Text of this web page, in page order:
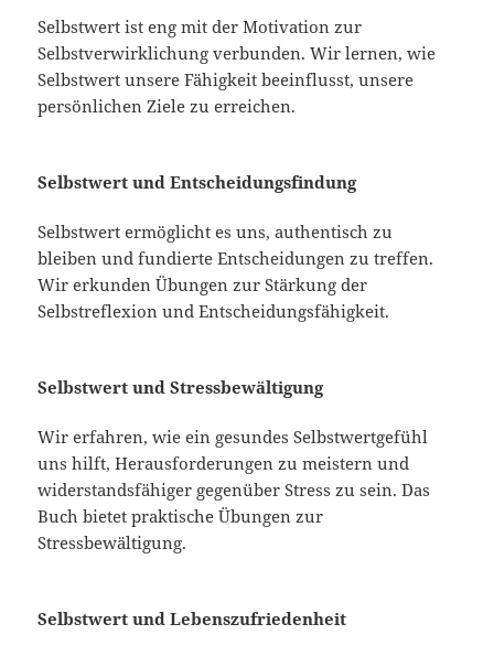
Selbstwert ist eng mit der Motivation zur
Selbstverwirklichung verbunden. Wir lernen, wie
Selbstwert unsere Fähigkeit beeinflusst, unsere
persönlichen Ziele zu erreichen.
Selbstwert und Entscheidungsfindung
Selbstwert ermöglicht es uns, authentisch zu
bleiben und fundierte Entscheidungen zu treffen.
Wir erkunden Übungen zur Stärkung der
Selbstreflexion und Entscheidungsfähigkeit.
Selbstwert und Stressbewältigung
Wir erfahren, wie ein gesundes Selbstwertgefühl
uns hilft, Herausforderungen zu meistern und
widerstandsfähiger gegenüber Stress zu sein. Das
Buch bietet praktische Übungen zur
Stressbewältigung.
Selbstwert und Lebenszufriedenheit